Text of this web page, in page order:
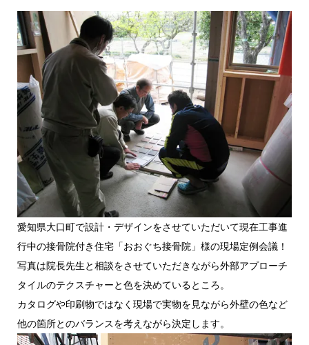
愛知県大口町で設計・デザインをさせていただいて現在工事進
行中の接骨院付き住宅「おおぐち接骨院」様の現場定例会議！
写真は院長先生と相談をさせていただきながら外部アプローチ
タイルのテクスチャーと色を決めているところ。
カタログや印刷物ではなく現場で実物を見ながら外壁の色など
他の箇所とのバランスを考えながら決定します。